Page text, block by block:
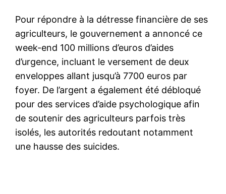
Pour répondre à la détresse financière de ses
agriculteurs, le gouvernement a annoncé ce
week-end 100 millions d’euros d’aides
d’urgence, incluant le versement de deux
enveloppes allant jusqu’à 7700 euros par
foyer. De l’argent a également été débloqué
pour des services d’aide psychologique afin
de soutenir des agriculteurs parfois très
isolés, les autorités redoutant notamment
une hausse des suicides.